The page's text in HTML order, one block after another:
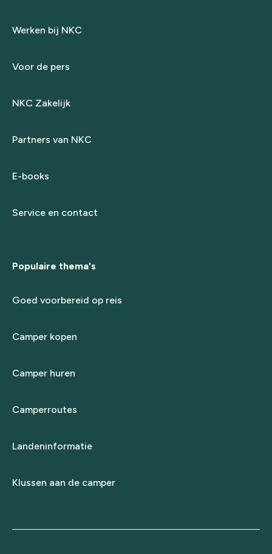
Werken bij NKC
Voor de pers
NKC Zakelijk
Partners van NKC
E-books
Service en contact
Populaire thema's
Goed voorbereid op reis
Camper kopen
Camper huren
Camperroutes
Landeninformatie
Klussen aan de camper